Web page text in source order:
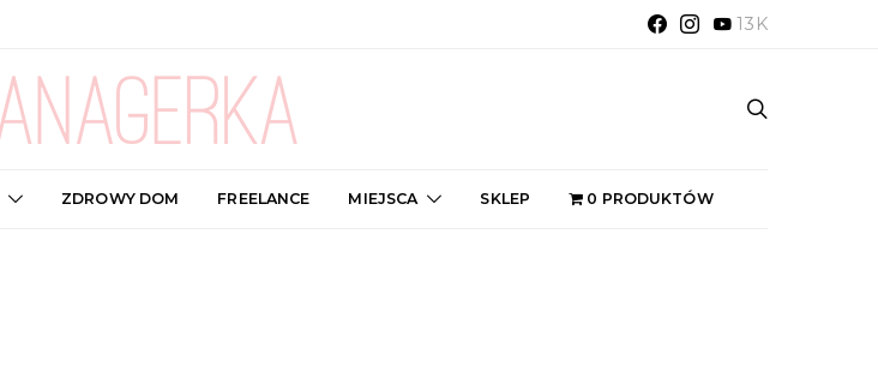
13K
ZDROWY DOM FREELANCE MIEJSCA SKLEP 0 PRODUKTÓW